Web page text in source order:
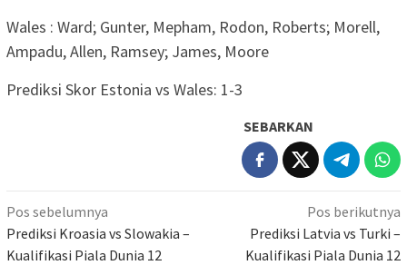
Wales : Ward; Gunter, Mepham, Rodon, Roberts; Morell,
Ampadu, Allen, Ramsey; James, Moore
Prediksi Skor Estonia vs Wales: 1-3
SEBARKAN
Navigasi
pos
Pos sebelumnya
Prediksi Kroasia vs Slowakia –
Kualifikasi Piala Dunia 12
Pos berikutnya
Prediksi Latvia vs Turki –
Kualifikasi Piala Dunia 12